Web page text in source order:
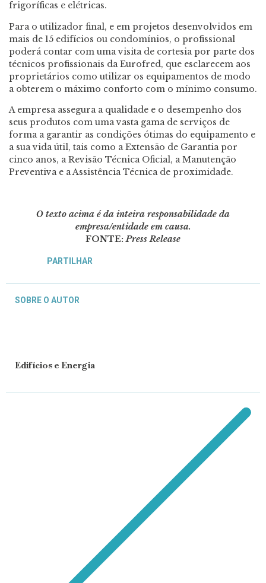
frigoríficas e elétricas.
Para o utilizador final, e em projetos desenvolvidos em
mais de 15 edifícios ou condomínios, o profissional
poderá contar com uma visita de cortesia por parte dos
técnicos profissionais da Eurofred, que esclarecem aos
proprietários como utilizar os equipamentos de modo
a obterem o máximo conforto com o mínimo consumo.
A empresa assegura a qualidade e o desempenho dos
seus produtos com uma vasta gama de serviços de
forma a garantir as condições ótimas do equipamento e
a sua vida útil, tais como a Extensão de Garantia por
cinco anos, a Revisão Técnica Oficial, a Manutenção
Preventiva e a Assistência Técnica de proximidade.
O texto acima é da inteira responsabilidade da
empresa/entidade em causa.
FONTE:Press Release
PARTILHAR
SOBRE O AUTOR
Edifícios e Energia